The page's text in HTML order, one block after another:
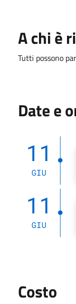
A chi è
Tutti possono
Date e
11
GIU
11
GIU
Costo